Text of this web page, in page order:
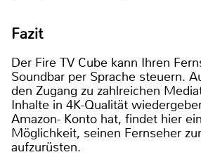
Fazit
Der Fire TV Cube kann Ihren
Soundbar per Sprache steuern.
den Zugang zu zahlreichen
Inhalte in 4K-Qualität
Amazon- Konto hat, findet hier
Möglichkeit, seinen Fernseher
aufzurüsten.